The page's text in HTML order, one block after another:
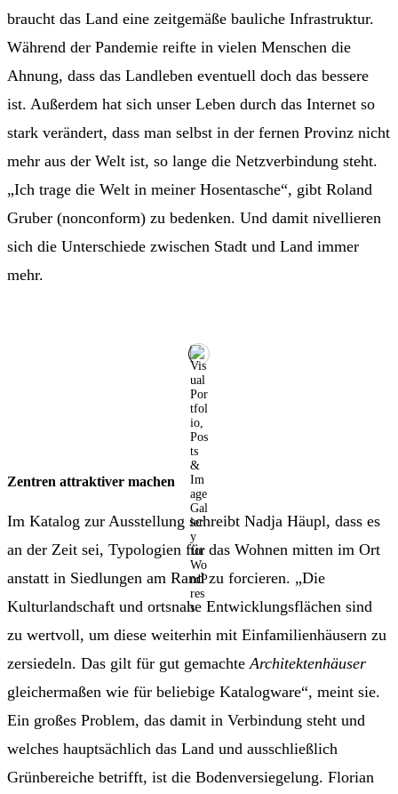
braucht das Land eine zeitgemäße bauliche Infrastruktur.
Während der Pandemie reifte in vielen Menschen die
Ahnung, dass das Landleben eventuell doch das bessere
ist. Außerdem hat sich unser Leben durch das Internet so
stark verändert, dass man selbst in der fernen Provinz nicht
mehr aus der Welt ist, so lange die Netzverbindung steht.
„Ich trage die Welt in meiner Hosentasche“, gibt Roland
Gruber (nonconform) zu bedenken. Und damit nivellieren
sich die Unterschiede zwischen Stadt und Land immer
mehr.
Zentren attraktiver machen
Im Katalog zur Ausstellung schreibt Nadja Häupl, dass es
an der Zeit sei, Typologien für das Wohnen mitten im Ort
anstatt in Siedlungen am Rand zu forcieren. „Die
Kulturlandschaft und ortsnahe Entwicklungsflächen sind
zu wertvoll, um diese weiterhin mit Einfamilienhäusern zu
zersiedeln. Das gilt für gut gemachteArchitektenhäuser
gleichermaßen wie für beliebige Katalogware“, meint sie.
Ein großes Problem, das damit in Verbindung steht und
welches hauptsächlich das Land und ausschließlich
Grünbereiche betrifft, ist die Bodenversiegelung. Florian